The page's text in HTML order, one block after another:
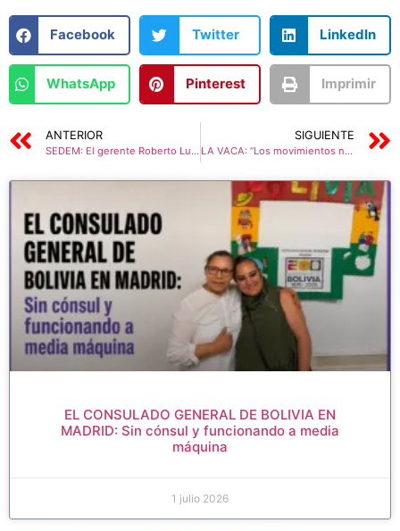
Facebook Twitter LinkedIn
WhatsApp Pinterest Imprimir
ANTERIOR
SEDEM: El gerente Roberto Luis Justiniano Justiniano NO quiere dar la cara
SIGUIENTE
LA VACA: “Los movimientos no somos la pelota entre el viejo progresismo y la derecha” POR: MARIA GALINDO
EL CONSULADO GENERAL DE BOLIVIA EN
MADRID: Sin cónsul y funcionando a media
máquina
1 julio 2026